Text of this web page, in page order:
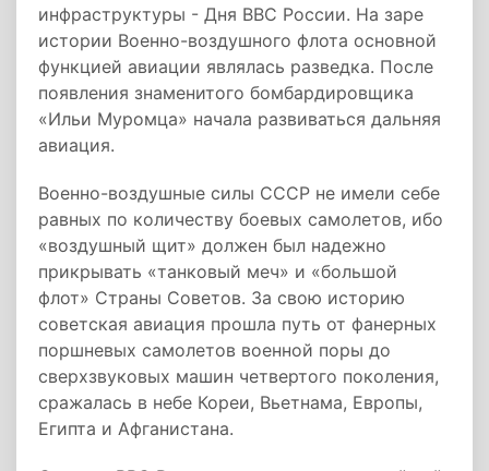
инфраструктуры - Дня ВВС России. На заре
истории Военно-воздушного флота основной
функцией авиации являлась разведка. После
появления знаменитого бомбардировщика
«Ильи Муромца» начала развиваться дальняя
авиация.
Военно-воздушные силы СССР не имели себе
равных по количеству боевых самолетов, ибо
«воздушный щит» должен был надежно
прикрывать «танковый меч» и «большой
флот» Страны Советов. За свою историю
советская авиация прошла путь от фанерных
поршневых самолетов военной поры до
сверхзвуковых машин четвертого поколения,
сражалась в небе Кореи, Вьетнама, Европы,
Египта и Афганистана.